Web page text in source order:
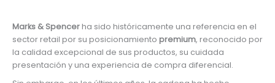
Marks & Spencerha sido históricamente una referencia en el
sector retail por su posicionamiento premium, reconocido por
la calidad excepcional de sus productos, su cuidada
presentación y una experiencia de compra diferencial.